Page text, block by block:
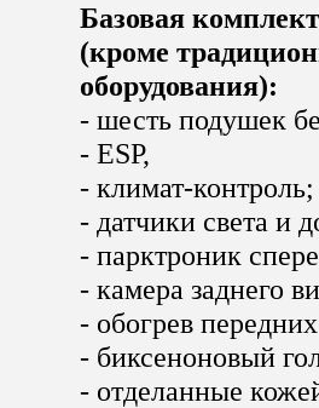
Базовая
(кроме
оборудования):
- шесть подушек
- ESP,
- климат-контроль;
- датчики света и
- парктроник
- камера заднего
- обогрев
- биксеноновый
- отделанные